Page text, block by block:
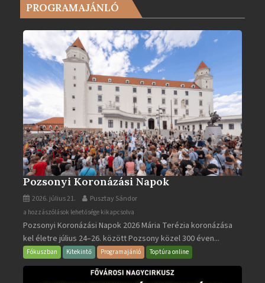
2025-
bejegyzéshez
PROGRAMAJÁNLÓ
Pozsonyi Koronázási Napok
2026. július 21. Pusztay Sándor
Pozsonyi
Koronázási
Napok
bejegyzéshez
a hozzászólások lehetősége kikapcsolva
Pozsonyi Koronázási Napok 2026 Mária Terézia koronázása
kel életre július 24–26. között Pozsony közel 300 éven...
Fókuszban Kitekintő Programajánló Toptúra online